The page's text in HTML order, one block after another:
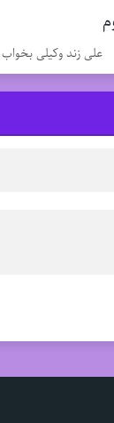
علی زند وکیلی بخواب